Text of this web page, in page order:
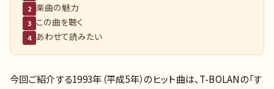
2 楽曲の魅力
3 この曲を聴く
4 あわせて読みたい
今回ご紹介する1993年（平成5年）のヒット曲は、T-BOLANの「す